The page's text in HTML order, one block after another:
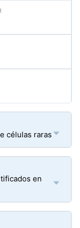
células raras
en